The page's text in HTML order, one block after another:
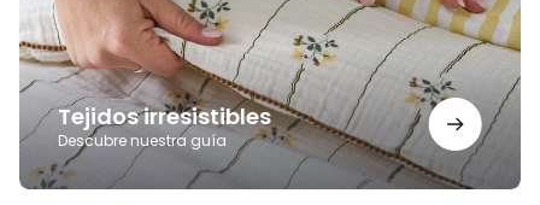
Tejidos irresistibles
Descubre nuestra guía